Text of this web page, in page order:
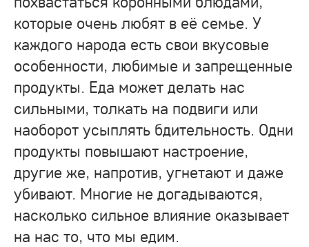
которые очень любят в её семье. У
каждого народа есть свои вкусовые
особенности, любимые и запрещенные
продукты. Еда может делать нас
сильными, толкать на подвиги или
наоборот усыплять бдительность. Одни
продукты повышают настроение,
другие же, напротив, угнетают и даже
убивают. Многие не догадываются,
насколько сильное влияние оказывает
на нас то, что мы едим.